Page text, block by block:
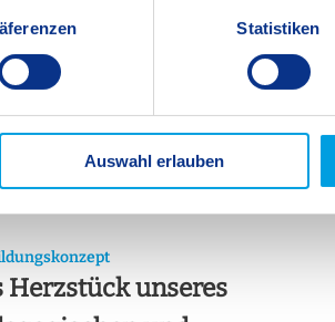
Statistiken
Auswahl erlauben
Herzstück unseres